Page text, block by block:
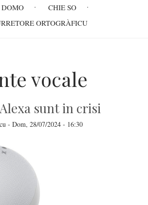
DOMO
CHIE SO
ORTOGRÀFICU
vocale
sunt in crisi
- Dom, 28/07/2024 - 16:30